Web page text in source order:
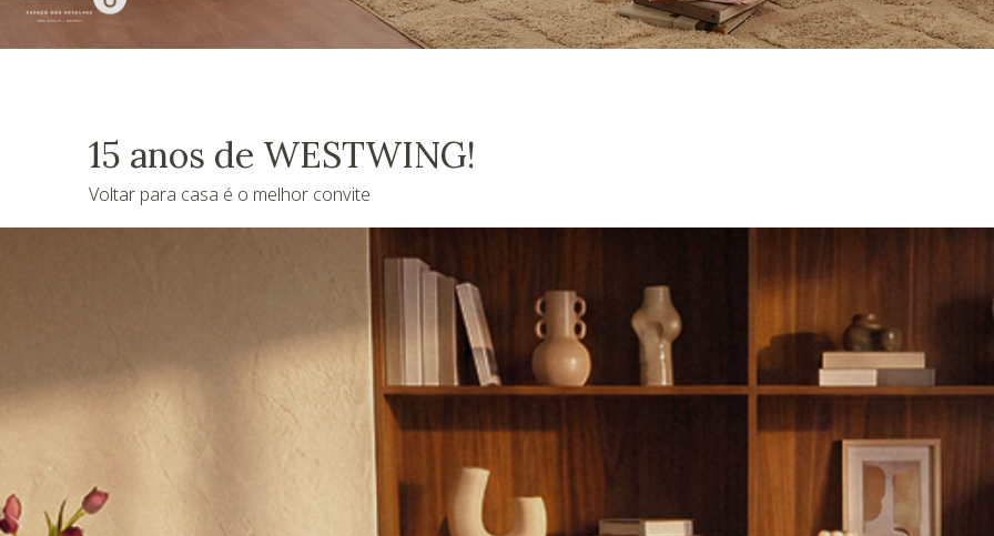
15 anos de WESTWING!
Voltar para casa é o melhor convite